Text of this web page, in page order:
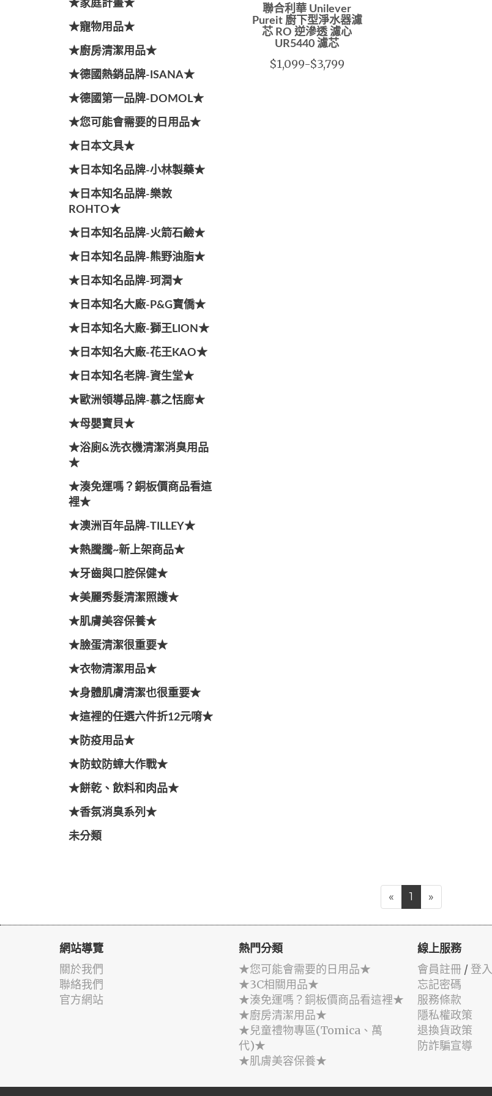
★家庭計畫★
★寵物用品★
★廚房清潔用品★
★德國熱銷品牌-ISANA★
★德國第一品牌-DOMOL★
★您可能會需要的日用品★
★日本文具★
★日本知名品牌-小林製藥★
★日本知名品牌-樂敦
ROHTO★
★日本知名品牌-火箭石鹼★
★日本知名品牌-熊野油脂★
★日本知名品牌-珂潤★
★日本知名大廠-P&G寶僑★
★日本知名大廠-獅王LION★
★日本知名大廠-花王KAO★
★日本知名老牌-資生堂★
★歐洲領導品牌-慕之恬廊★
★母嬰寶貝★
★浴廁&洗衣機清潔消臭用品
★
★湊免運嗎？銅板價商品看這
裡★
★澳洲百年品牌-TILLEY★
★熱騰騰~新上架商品★
★牙齒與口腔保健★
★美麗秀髮清潔照護★
★肌膚美容保養★
★臉蛋清潔很重要★
★衣物清潔用品★
★身體肌膚清潔也很重要★
★這裡的任選六件折12元唷★
★防疫用品★
★防蚊防蟑大作戰★
★餅乾、飲料和肉品★
★香氛消臭系列★
未分類
聯合利華 Unilever
Pureit 廚下型淨水器濾
芯 RO 逆滲透 濾心
UR5440 濾芯
$1,099-$3,799
« 1 »
網站導覽
關於我們
聯絡我們
官方網站
熱門分類
★您可能會需要的日用品★
★3C相關用品★
★湊免運嗎？銅板價商品看這裡★
★廚房清潔用品★
★兒童禮物專區(Tomica、萬
代)★
★肌膚美容保養★
線上服務
會員註冊 / 登入
忘記密碼
服務條款
隱私權政策
退換貨政策
防詐騙宣導